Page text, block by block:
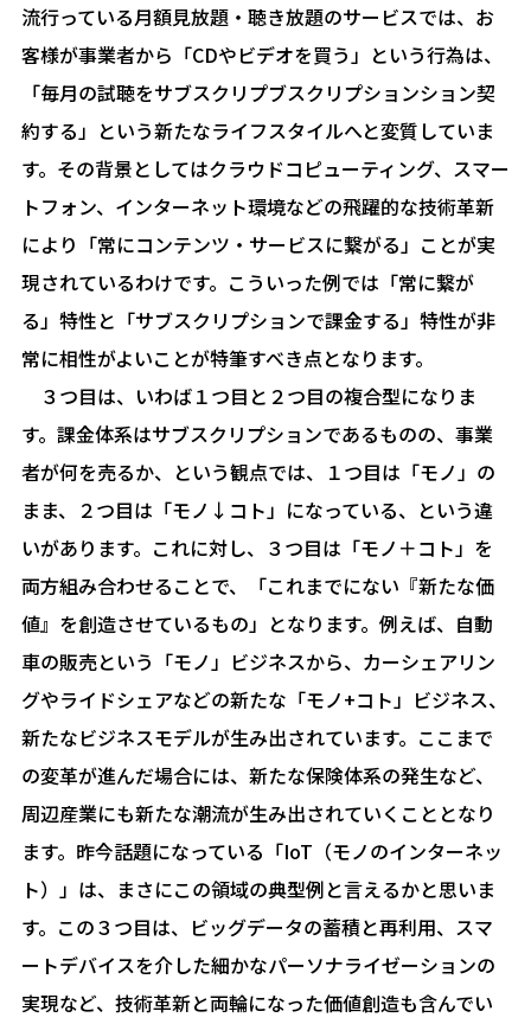
流行っている月額見放題・聴き放題のサービスでは、お
客様が事業者から「CDやビデオを買う」という行為は、
「毎月の試聴をサブスクリプブスクリプションション契
約する」という新たなライフスタイルへと変質していま
す。その背景としてはクラウドコピューティング、スマー
トフォン、インターネット環境などの飛躍的な技術革新
により「常にコンテンツ・サービスに繋がる」ことが実
現されているわけです。こういった例では「常に繋が
る」特性と「サブスクリプションで課金する」特性が非
常に相性がよいことが特筆すべき点となります。
３つ目は、いわば１つ目と２つ目の複合型になりま
す。課金体系はサブスクリプションであるものの、事業
者が何を売るか、という観点では、１つ目は「モノ」の
まま、２つ目は「モノ↓コト」になっている、という違
いがあります。これに対し、３つ目は「モノ＋コト」を
両方組み合わせることで、「これまでにない『新たな価
値』を創造させているもの」となります。例えば、自動
車の販売という「モノ」ビジネスから、カーシェアリン
グやライドシェアなどの新たな「モノ+コト」ビジネス、
新たなビジネスモデルが生み出されています。ここまで
の変革が進んだ場合には、新たな保険体系の発生など、
周辺産業にも新たな潮流が生み出されていくこととなり
ます。昨今話題になっている「IoT（モノのインターネッ
ト）」は、まさにこの領域の典型例と言えるかと思いま
す。この３つ目は、ビッグデータの蓄積と再利用、スマ
ートデバイスを介した細かなパーソナライゼーションの
実現など、技術革新と両輪になった価値創造も含んでい